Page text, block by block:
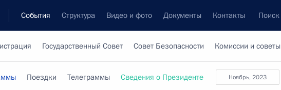
События Структура Видео и фото Документы Контакты Поиск
Государственный Совет Совет Безопасности Комиссии и советы
ноябрь, 2023
Поездки Телеграммы Сведения о Президенте